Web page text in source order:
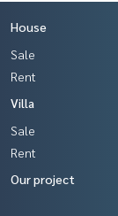
House
Sale
Rent
Villa
Sale
Rent
Our project